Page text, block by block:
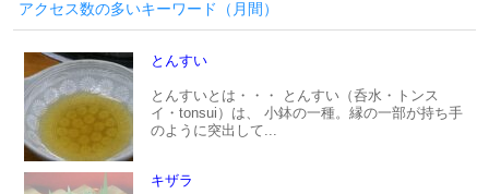
アクセス数の多いキーワード（月間）
とんすい
とんすいとは・・・ とんすい（呑水・トンス
イ・tonsui）は、 小鉢の一種。縁の一部が持ち手
のように突出して...
キザラ